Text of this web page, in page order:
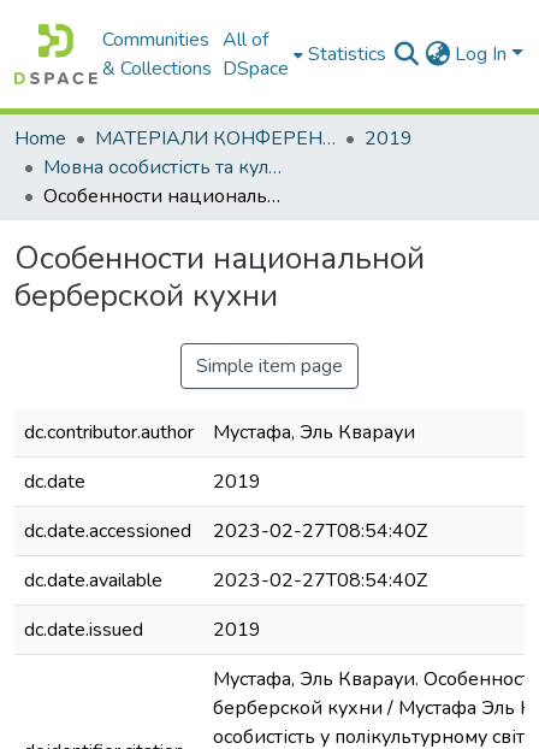
Communities
& Collections
All of
DSpace
Statistics Log In
Home МАТЕРІАЛИ КОНФЕРЕНЦІЙ
2019
Мовна особистість та культура у сучасному інформаційному просторі
Особенности национальной берберской кухни
Особенности национальной
берберской кухни
Simple item page
dc.contributor.author
Мустафа, Эль Кварауи
dc.date
2019
dc.date.accessioned
2023-02-27T08:54:40Z
dc.date.available
2023-02-27T08:54:40Z
dc.date.issued
2019
Мустафа, Эль Кварауи.
берберской кухни / Мустафа Эль
особистість у полікультурному світі